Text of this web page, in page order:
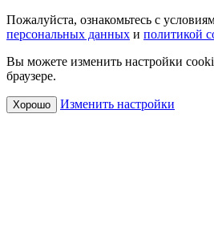
Пожалуйста, ознакомьтесь с
персональных данных и политикой
Вы можете изменить настройки
браузере.
Хорошо Изменить настройки